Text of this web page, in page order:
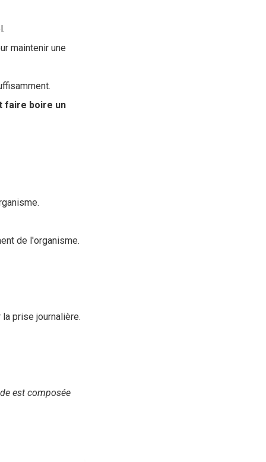
maintenir une
faire boire un
de l'organisme.
prise journalière.
est composée